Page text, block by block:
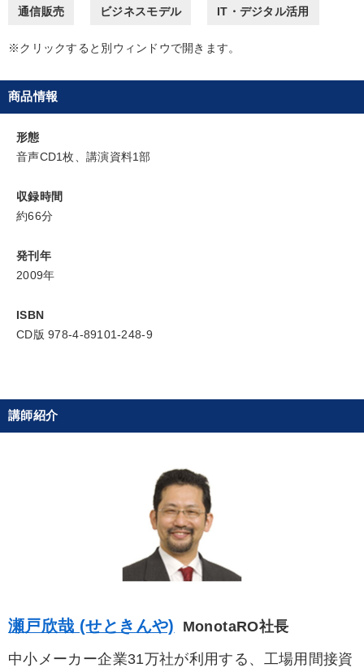
経済・景気・相場予測 成功哲学・人間学
【4月】音声・映像 【12月】音声・映像
タル版（音声／動画ストリーミング・ダウンロード）
【2月】音声・映像 組織・採用・スキル
【最新刊】精神科医・和田秀樹の「老いない力」＋健康な社長と
会社をつくる厳選講話
経営体系を学びたい 社長の姿勢を学びたい
社員研修を行いたい
聞き手・作間信司
※「更新」を押すと「カテゴリー」「目的別」「キーワード」を更新いただけます。
local_offer タグから探す
すべての音声・動画（全2077タイトル）からお探しいただけます
通信販売 ビジネスモデル IT・デジタル活用
※クリックすると別ウィンドウで開きます。
商品情報
形態
音声CD1枚、講演資料1部
収録時間
約66分
発刊年
2009年
ISBN
CD版 978-4-89101-248-9
講師紹介
瀬戸欣哉 (せときんや)
MonotaRO社長
中小メーカー企業31万社が利用する、工場用間接資